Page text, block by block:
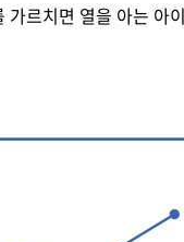
르치면 열을 아는 아